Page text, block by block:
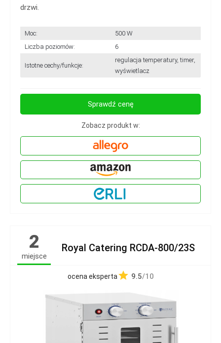
drzwi.
Moc:
500 W
Liczba poziomów:
6
Istotne cechy/funkcje:
regulacja temperatury, timer,
wyświetlacz
Sprawdź cenę
Zobacz produkt w:
2
miejsce
Royal Catering RCDA-800/23S
ocena eksperta 9.5/10